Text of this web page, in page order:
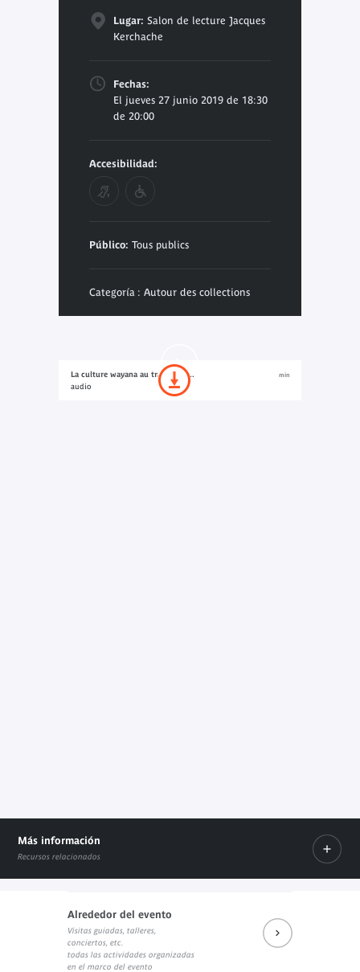
Lugar: Salon de lecture Jacques
Kerchache
Fechas:
El jueves 27 junio 2019 de 18:30
de 20:00
Accesibilidad:
Público: Tous publics
Categoría : Autour des collections
La culture wayana au travers de...
audio
min
Más información
Recursos relacionados
Société des amis du musée
Enlace externo
La culture wayana dans les collections du
Alrededor del evento
Visitas guiadas, talleres,
conciertos, etc.
todas las actividades organizadas
en el marco del evento